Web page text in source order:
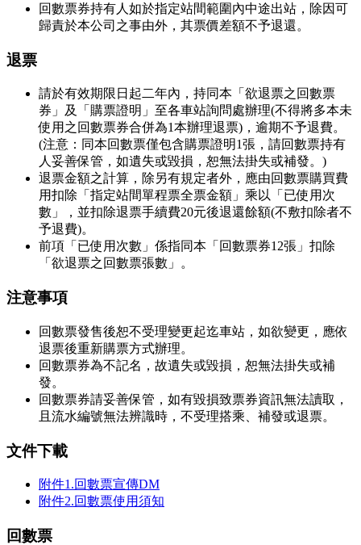
回數票券持有人如於指定站間範圍內中途出站，除因可
歸責於本公司之事由外，其票價差額不予退還。
退票
請於有效期限日起二年內，持同本「欲退票之回數票
券」及「購票證明」 至各車站詢問處辦理(不得將多本未
使用之回數票券合併為1本辦理退票)，逾期不予退費。
(注意：同本回數票僅包含購票證明1張，請回數票持有
人妥善保管，如遺失或毀損，恕無法掛失或補發。)
退票金額之計算，除另有規定者外， 應由回數票購買費
用扣除「指定站間單程票全票金額」乘以「已使用次
數」，並扣除退票手續費20元後退還餘額(不敷扣除者不
予退費)。
前項「已使用次數」係指同本「回數票券12張」扣除
「欲退票之回數票張數」。
注意事項
回數票發售後恕不受理變更起迄車站，如欲變更，應依
退票後重新購票方式辦理。
回數票券為不記名，故遺失或毀損，恕無法掛失或補
發。
回數票券請妥善保管，如有毀損致票券資訊無法讀取，
且流水編號無法辨識時，不受理搭乘、補發或退票。
文件下載
附件1.回數票宣傳DM
附件2.回數票使用須知
回數票